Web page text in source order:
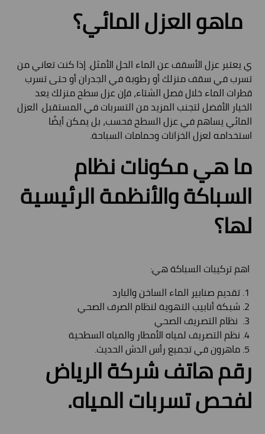
ماهو العزل المائي؟
ي يعتبر عزل الأسقف عن الماء الحل الأمثل. إذا كنت تعاني من
تسرب في سقف منزلك أو رطوبة في الجدران أو حتى تسرب
قطرات الماء خلال فصل الشتاء، فإن عزل سطح منزلك يعد
الخيار الأفضل لتجنب المزيد من التسربات في المستقبل. العزل
المائي يساهم في عزل السطح فحسب، بل يمكن أيضًا
استخدامه لعزل الخزانات وحمامات السباحة.
ما هي مكونات نظام
السباكة والأنظمة الرئيسية
لها؟
اهم تركيبات السباكة هي:
تقديم صنابير الماء الساخن والبارد
شبكة أنابيب التهوية لنظام الصرف الصحي
نظام التصريف الصحي
نظم التصريف لمياه الأمطار والمياه السطحية
ماهرون في تجميع رأس الدش الحديث.
رقم هاتف شركة الرياض
لفحص تسربات المياه.